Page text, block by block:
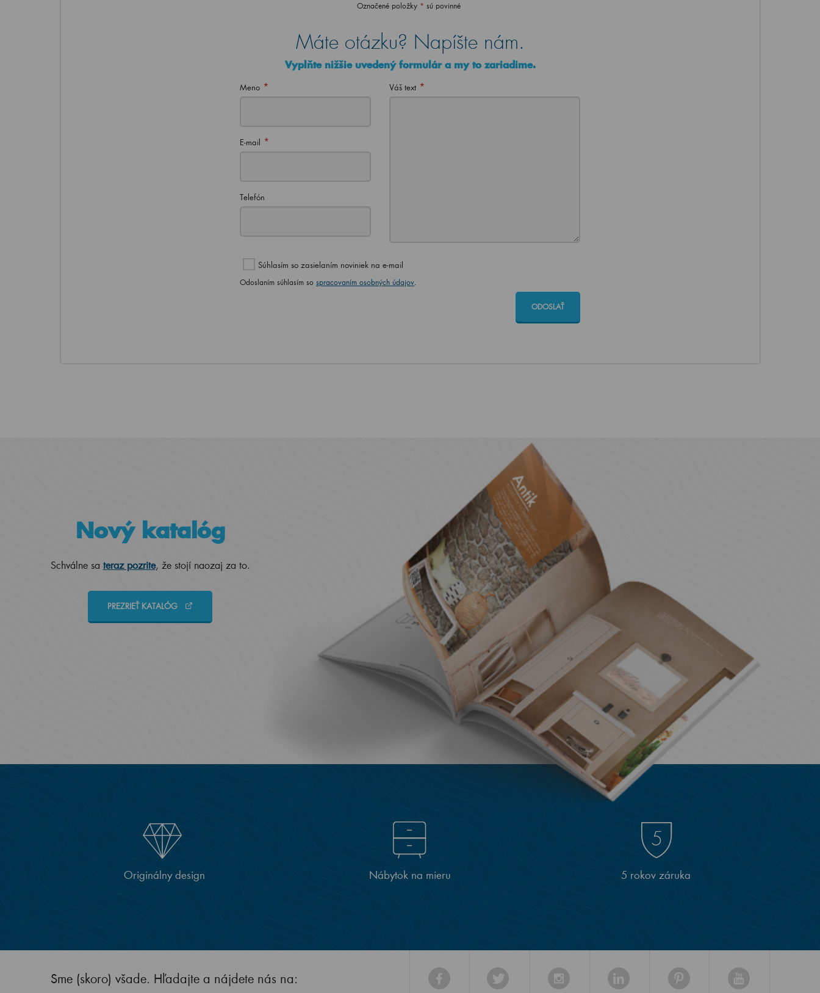
Označené položky * sú povinné
Máte otázku? Napíšte nám.
Vyplňte nižšie uvedený formulár a my to zariadime.
Meno * Váš text *
E-mail *
Telefón
Súhlasím so zasielaním noviniek na e-mail
Odoslaním súhlasím sospracovaním osobných údajov.
Nový katalóg
Schválne sa teraz pozrite, že stojí naozaj za to.
PREZRIEŤ KATALÓG
Originálny design Nábytok na mieru 5 rokov záruka
Sme (skoro) všade. Hľadajte a nájdete nás na: